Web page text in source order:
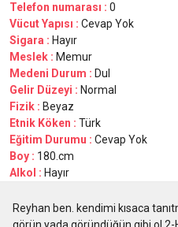
Telefon numarası : 0
Vücut Yapısı : Cevap Yok
Sigara : Hayır
Meslek : Memur
Medeni Durum : Dul
Gelir Düzeyi : Normal
Fizik : Beyaz
Etnik Köken : Türk
Eğitim Durumu : Cevap Yok
Boy : 180.cm
Alkol : Hayır
Reyhan ben. kendimi kısaca